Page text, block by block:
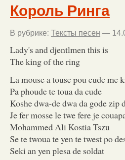
Король Ринга
В рубрике: Тексты песен —
Lady's and djentlmen this is
The king of the ring
La mouse a touse pou cude me
Pa phoude te toua da cude
Koshe dwa-de dwa da gode zip
Je fer mosse le twe fere je
Mohammed Ali Kostia Tszu
Se te twoua te yen te twest po
Seki an yen plesa de soldat